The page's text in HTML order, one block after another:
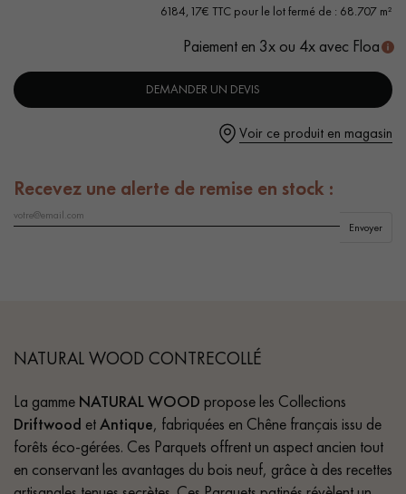
Un expert Décoplus Parquets vous appelle
- Vieilli à la main, Chanfreins des 2 côtés
- Couche d'usure de 4 mm, équivalente à un parquet massif
6184,17€ TTC pour le lot fermé de : 68.707 m²
Paiement en 3x ou 4x avec Floa
DEMANDER UN DEVIS
Voir ce produit en magasin
Recevez une alerte de remise en stock :
Envoyer
NATURAL WOOD CONTRECOLLÉ
La gamme NATURAL WOOD propose les Collections
Driftwood etAntique, fabriquées en Chêne français issu de
forêts éco-gérées. Ces Parquets offrent un aspect ancien tout
en conservant les avantages du bois neuf, grâce à des recettes